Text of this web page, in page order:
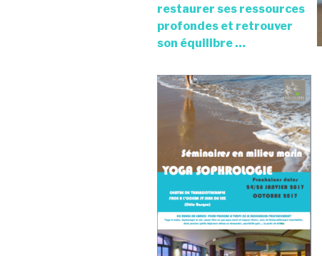
restaurer ses ressources
profondes et retrouver
son équilibre …